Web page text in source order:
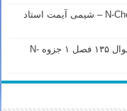
آیمت ایتالیا – پاسخ سوال ۲۴۳ فصل ۲ جزوه N-Chem – شیمی آیمت استاد
Subatomic particles – valence electrons – سوال ۱۳۵ فصل ۱ جزوه N-